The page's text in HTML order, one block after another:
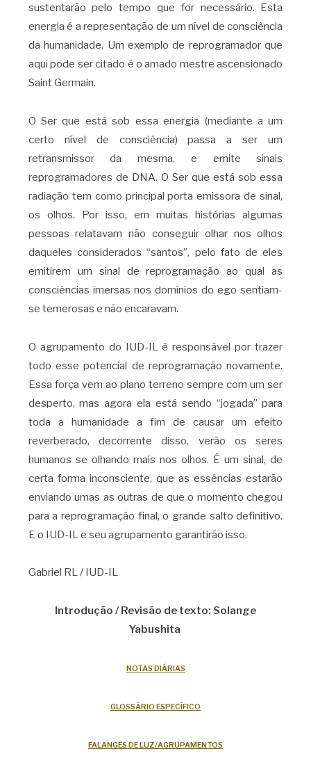
sustentarão pelo tempo que for necessário. Esta
energia é a representação de um nível de consciência
da humanidade. Um exemplo de reprogramador que
aqui pode ser citado é o amado mestre ascensionado
Saint Germain.
O Ser que está sob essa energia (mediante a um
certo nível de consciência) passa a ser um
retransmissor da mesma, e emite sinais
reprogramadores de DNA. O Ser que está sob essa
radiação tem como principal porta emissora de sinal,
os olhos. Por isso, em muitas histórias algumas
pessoas relatavam não conseguir olhar nos olhos
daqueles considerados “santos”, pelo fato de eles
emitirem um sinal de reprogramação ao qual as
consciências imersas nos domínios do ego sentiam-
se temerosas e não encaravam.
O agrupamento do IUD-IL é responsável por trazer
todo esse potencial de reprogramação novamente.
Essa força vem ao plano terreno sempre com um ser
desperto, mas agora ela está sendo “jogada” para
toda a humanidade a fim de causar um efeito
reverberado, decorrente disso, verão os seres
humanos se olhando mais nos olhos. É um sinal, de
certa forma inconsciente, que as essências estarão
enviando umas as outras de que o momento chegou
para a reprogramação final, o grande salto definitivo.
E o IUD-IL e seu agrupamento garantirão isso.
Gabriel RL / IUD-IL
Introdução / Revisão de texto: Solange
Yabushita
NOTAS DIÁRIAS
GLOSSÁRIO ESPECÍFICO
FALANGES DE LUZ/AGRUPAMENTOS